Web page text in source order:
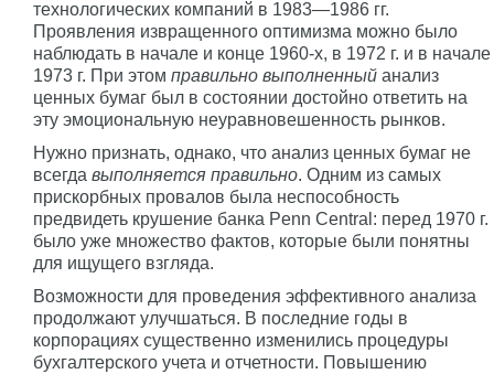
технологических компаний в 1983—1986 гг.
Проявления извращенного оптимизма можно было
наблюдать в начале и конце 1960-х, в 1972 г. и в начале
1973 г. При этом правильно выполненный анализ
ценных бумаг был в состоянии достойно ответить на
эту эмоциональную неуравновешенность рынков.
Нужно признать, однако, что анализ ценных бумаг не
всегда выполняется правильно. Одним из самых
прискорбных провалов была неспособность
предвидеть крушение банка Penn Central: перед 1970 г.
было уже множество фактов, которые были понятны
для ищущего взгляда.
Возможности для проведения эффективного анализа
продолжают улучшаться. В последние годы в
корпорациях существенно изменились процедуры
бухгалтерского учета и отчетности. Повышению